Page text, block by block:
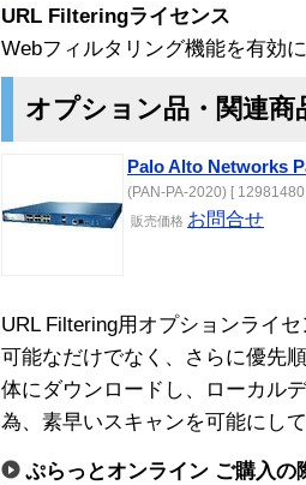
URL Filteringライセンス
Webフィルタリング機能を有効
オプション品・関連商
Palo Alto Networks
(PAN-PA-2020) [
販売価格 お問合せ
URL Filtering用オプションライ
可能なだけでなく、さらに優先
体にダウンロードし、ローカル
為、素早いスキャンを可能にし
ぷらっとオンライン ご購入の